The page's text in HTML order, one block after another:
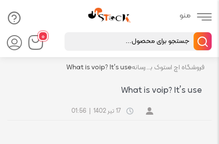
۰
Products
search
فروشگاه اچ استوک بازار انلاین تجهیزات کامپیوتر استوکرسانهWhat is voip? It’s use
What is voip? It’s use
17 تیر 1402 01:56